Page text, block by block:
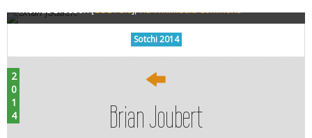
Les givrés
Thomas Bresson [CC BY 3.0],via Wikimedia Commons
2014
Sotchi 2014
Brian Joubert